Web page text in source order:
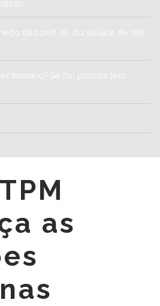
da covid-19, diz usuária de site
humano? Se for, poucos têm
as